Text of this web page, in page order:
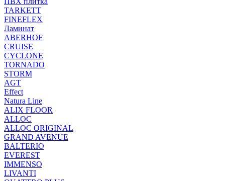
TARKETT
FINEFLEX
Ламинат
ABERHOF
CRUISE
CYCLONE
TORNADO
STORM
AGT
Effect
Natura Line
ALIX FLOOR
ALLOC
ALLOC ORIGINAL
GRAND AVENUE
BALTERIO
EVEREST
IMMENSO
LIVANTI